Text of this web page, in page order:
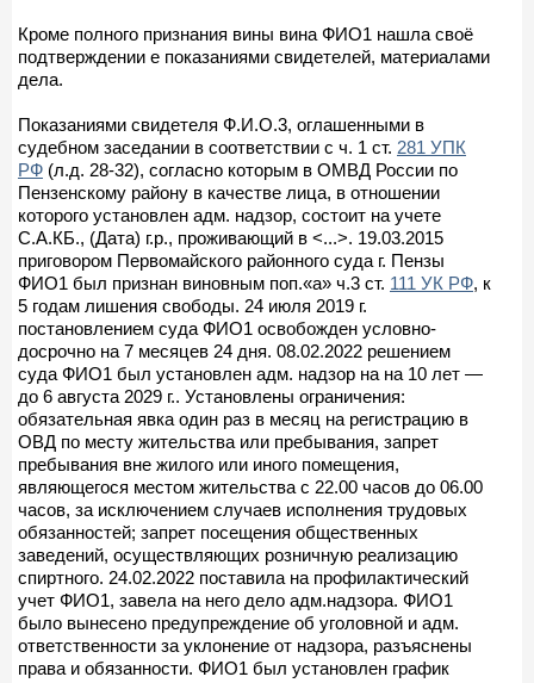
Кроме полного признания вины вина ФИО1 нашла своё
подтверждении е показаниями свидетелей, материалами
дела.
Показаниями свидетеля Ф.И.О.3, оглашенными в
судебном заседании в соответствии с ч. 1 ст. 281 УПК
РФ (л.д. 28-32), согласно которым в ОМВД России по
Пензенскому району в качестве лица, в отношении
которого установлен адм. надзор, состоит на учете
С.А.КБ., (Дата) г.р., проживающий в <...>. 19.03.2015
приговором Первомайского районного суда г. Пензы
ФИО1 был признан виновным поп.«а» ч.3 ст. 111 УК РФ, к
5 годам лишения свободы. 24 июля 2019 г.
постановлением суда ФИО1 освобожден условно-
досрочно на 7 месяцев 24 дня. 08.02.2022 решением
суда ФИО1 был установлен адм. надзор на на 10 лет —
до 6 августа 2029 г.. Установлены ограничения:
обязательная явка один раз в месяц на регистрацию в
ОВД по месту жительства или пребывания, запрет
пребывания вне жилого или иного помещения,
являющегося местом жительства с 22.00 часов до 06.00
часов, за исключением случаев исполнения трудовых
обязанностей; запрет посещения общественных
заведений, осуществляющих розничную реализацию
спиртного. 24.02.2022 поставила на профилактический
учет ФИО1, завела на него дело адм.надзора. ФИО1
было вынесено предупреждение об уголовной и адм.
ответственности за уклонение от надзора, разъяснены
права и обязанности. ФИО1 был установлен график